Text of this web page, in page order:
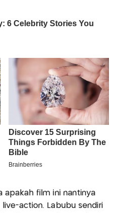
apakah film ini nantinya
action. Labubu sendiri